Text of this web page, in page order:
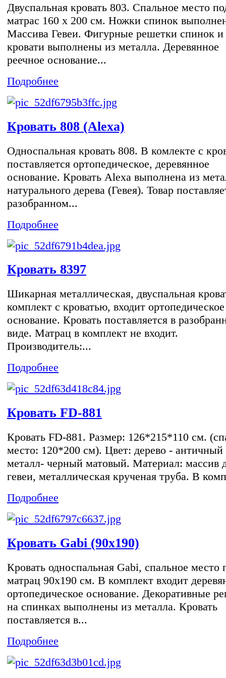
Двуспальная кровать 803. Спальное место
матрас 160 х 200 см. Ножки спинок
Массива Гевеи. Фигурные решетки спинок и
кровати выполнены из металла. Деревянное
реечное основание...
Подробнее
Кровать 808 (Alexa)
Односпальная кровать 808. В комлекте с
поставляется ортопедическое, деревянное
основание. Кровать Alexa выполнена из
натурального дерева (Гевея). Товар
разобранном...
Подробнее
Кровать 8397
Шикарная металлическая, двуспальная
комплект с кроватью, входит ортопедическое
основание. Кровать поставляется в
виде. Матрац в комплект не входит.
Производитель:...
Подробнее
Кровать FD-881
Кровать FD-881. Размер: 126*215*110 см.
место: 120*200 см). Цвет: дерево - античный
металл- черный матовый. Материал: массив
гевеи, металлическая крученая труба. В
Подробнее
Кровать Gabi (90х190)
Кровать односпальная Gabi, спальное место
матрац 90х190 см. В комплект входит
ортопедическое основание. Декоративные
на спинках выполнены из металла. Кровать
поставляется в...
Подробнее